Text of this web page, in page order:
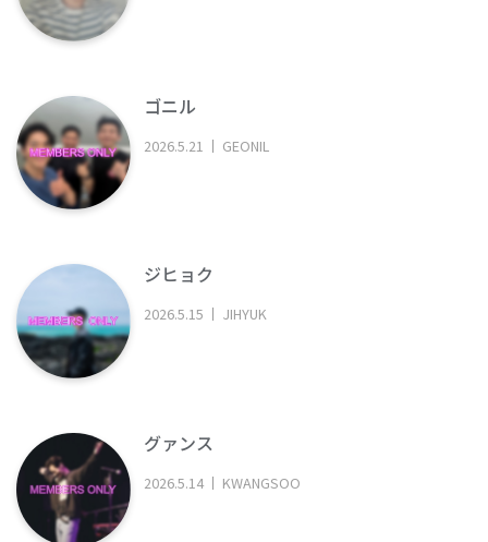
ゴニル
2026.5.21 GEONIL
ジヒョク
2026.5.15 JIHYUK
グァンス
2026.5.14 KWANGSOO